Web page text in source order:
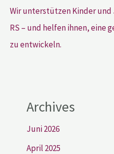
Wir unterstützen Kinder
RS – und helfen ihnen, eine
zu entwickeln.
Archives
Juni 2026
April 2025